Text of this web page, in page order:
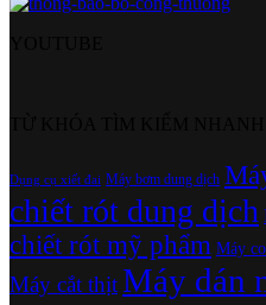
Dụng cụ xiết đai Máy bơm dung dịch
chiết rót dung dịch
chiết rót mỹ phẩm Máy
Máy cắt thịtMáy dán